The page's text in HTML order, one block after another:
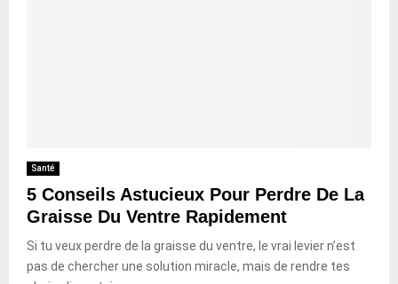
Santé
5 Conseils Astucieux Pour Perdre De La
Graisse Du Ventre Rapidement
Si tu veux perdre de la graisse du ventre, le vrai levier n’est
pas de chercher une solution miracle, mais de rendre tes